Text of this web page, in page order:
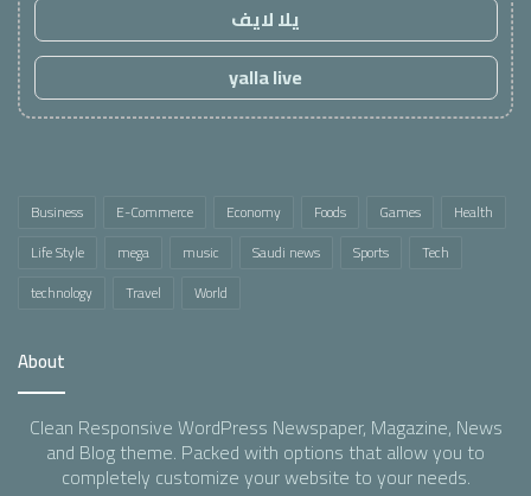
يلا لايف
yalla live
Business E-Commerce Economy Foods Games
Health
Life Style
mega music Saudi news Sports
Tech
technology
Travel World
About
Clean Responsive WordPress Newspaper, Magazine, News
and Blog theme. Packed with options that allow you to
completely customize your website to your needs.